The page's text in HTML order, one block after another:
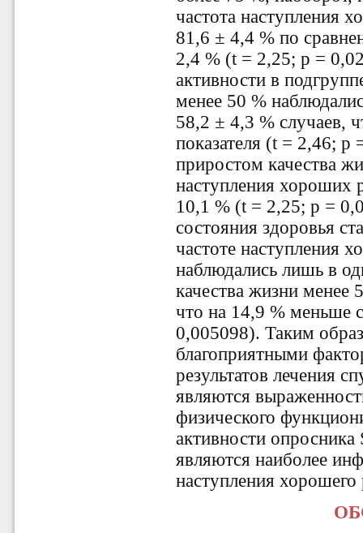
частота наступления
81,6 ± 4,4 % по
2,4 % (t = 2,25; р =
активности в
менее 50 %
58,2 ± 4,3 % случаев,
показателя (t = 2,46;
приростом качества
наступления хороших
10,1 % (t = 2,25; р =
состояния здоровья
частоте наступления
наблюдались лишь в
качества жизни менее
что на 14,9 % меньше
0,005098). Таким
благоприятными
результатов лечения
являются
физического
активности
являются наиболее
наступления хорошего